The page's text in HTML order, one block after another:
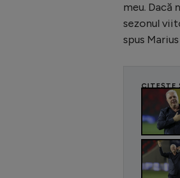
meu. Dacă
sezonul
spus
CITEȘTE